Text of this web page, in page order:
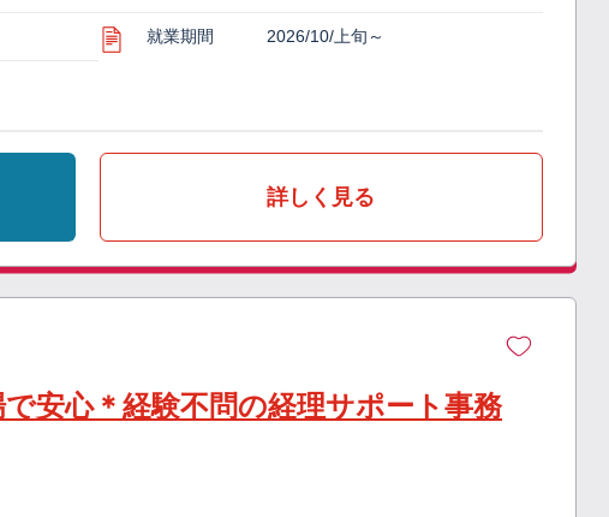
就業期間 2026/10/上旬～
詳しく見る
安心＊経験不問の経理サポート事務